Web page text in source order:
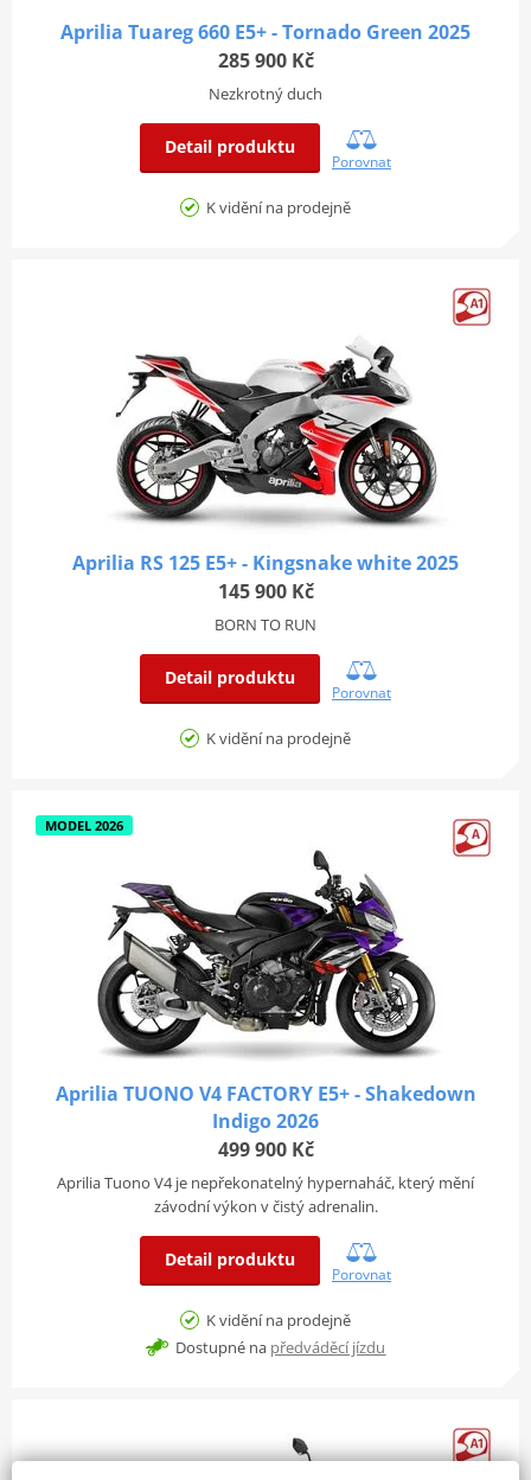
Aprilia Tuareg 660 E5+ - Tornado Green 2025
285 900 Kč
Nezkrotný duch
Detail produktu
Porovnat
K vidění na prodejně
Aprilia RS 125 E5+ - Kingsnake white 2025
145 900 Kč
BORN TO RUN
Detail produktu
Porovnat
K vidění na prodejně
MODEL 2026
Aprilia TUONO V4 FACTORY E5+ - Shakedown
Indigo 2026
499 900 Kč
Aprilia Tuono V4 je nepřekonatelný hypernaháč, který mění
závodní výkon v čistý adrenalin.
Detail produktu
Porovnat
K vidění na prodejně
Dostupné na předváděcí jízdu